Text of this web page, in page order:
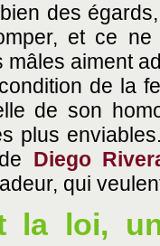
des
et ce
mâles aiment
de la
de son
plus
Diego
qui
la loi,